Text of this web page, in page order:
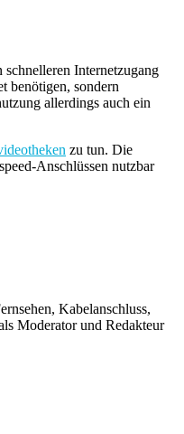
Internetzugang
benötigen, sondern
allerdings auch ein
zu tun. Die
Anschlüssen nutzbar
Kabelanschluss,
Moderator und Redakteur